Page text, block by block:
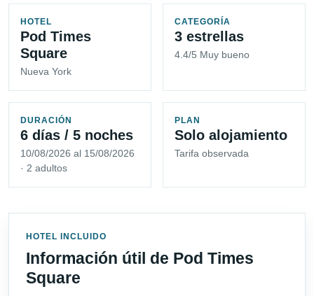
HOTEL
Pod Times
Square
Nueva York
CATEGORÍA
3 estrellas
4.4/5 Muy bueno
DURACIÓN
6 días / 5 noches
10/08/2026 al 15/08/2026
· 2 adultos
PLAN
Solo alojamiento
Tarifa observada
HOTEL INCLUIDO
Información útil de Pod Times
Square